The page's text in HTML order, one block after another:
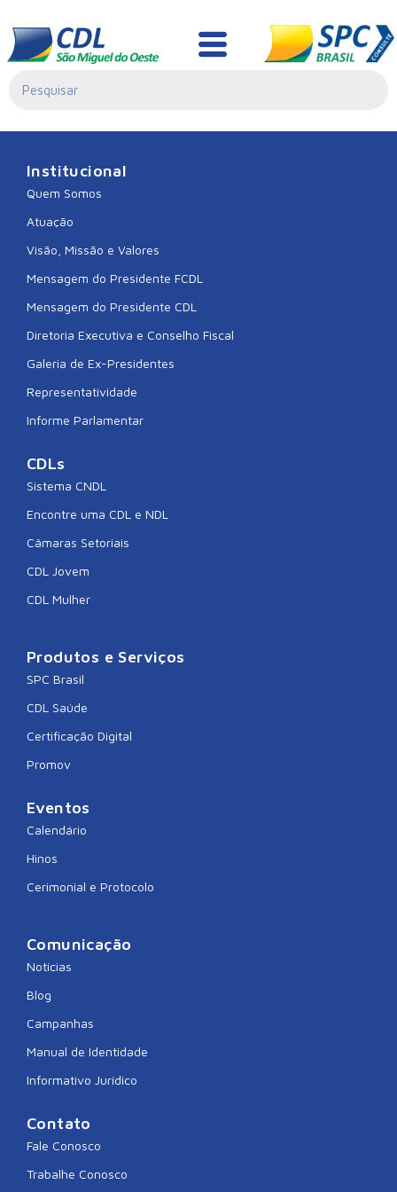
CDL ANGELINA
Institucional
Quem Somos
Atuação
Visão, Missão e Valores
Mensagem do Presidente FCDL
Mensagem do Presidente CDL
Diretoria Executiva e Conselho Fiscal
Galeria de Ex-Presidentes
Representatividade
Informe Parlamentar
CDLs
Sistema CNDL
Encontre uma CDL e NDL
Câmaras Setoriais
CDL Jovem
CDL Mulher
Produtos e Serviços
SPC Brasil
CDL Saúde
Certificação Digital
Promov
Eventos
Calendário
Hinos
Cerimonial e Protocolo
Comunicação
Notícias
Blog
Campanhas
Manual de Identidade
Informativo Jurídico
Contato
Fale Conosco
Trabalhe Conosco